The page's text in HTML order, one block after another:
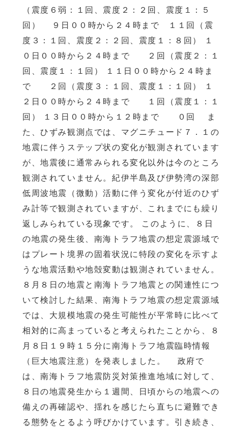
（震度６弱：１回、震度２：２回、震度１：５
回） ９日００時から２４時まで １１回（震
度３：１回、震度２：２回、震度１：８回） １
０日００時から２４時まで ２回（震度２：１
回、震度１：１回） １１日００時から２４時ま
で ２回（震度３：１回、震度１：１回） １
２日００時から２４時まで １回（震度１：１
回） １３日００時から１２時まで ０回 ま
た、ひずみ観測点では、マグニチュード７．１の
地震に伴うステップ状の変化が観測されています
が、地震後に通常みられる変化以外は今のところ
観測されていません。紀伊半島及び伊勢湾の深部
低周波地震（微動）活動に伴う変化が付近のひず
み計等で観測されていますが、これまでにも繰り
返しみられている現象です。 このように、８日
の地震の発生後、南海トラフ地震の想定震源域で
はプレート境界の固着状況に特段の変化を示すよ
うな地震活動や地殻変動は観測されていません。
８月８日の地震と南海トラフ地震との関連性につ
いて検討した結果、南海トラフ地震の想定震源域
では、大規模地震の発生可能性が平常時に比べて
相対的に高まっていると考えられたことから、８
月８日１９時１５分に南海トラフ地震臨時情報
（巨大地震注意）を発表しました。 政府で
は、南海トラフ地震防災対策推進地域に対して、
８日の地震発生から１週間、日頃からの地震への
備えの再確認や、揺れを感じたら直ちに避難でき
る態勢をとるよう呼びかけています。引き続き、